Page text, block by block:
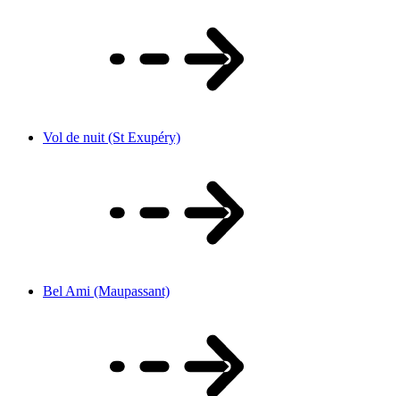
Vol de nuit (St Exupéry)
Bel Ami (Maupassant)